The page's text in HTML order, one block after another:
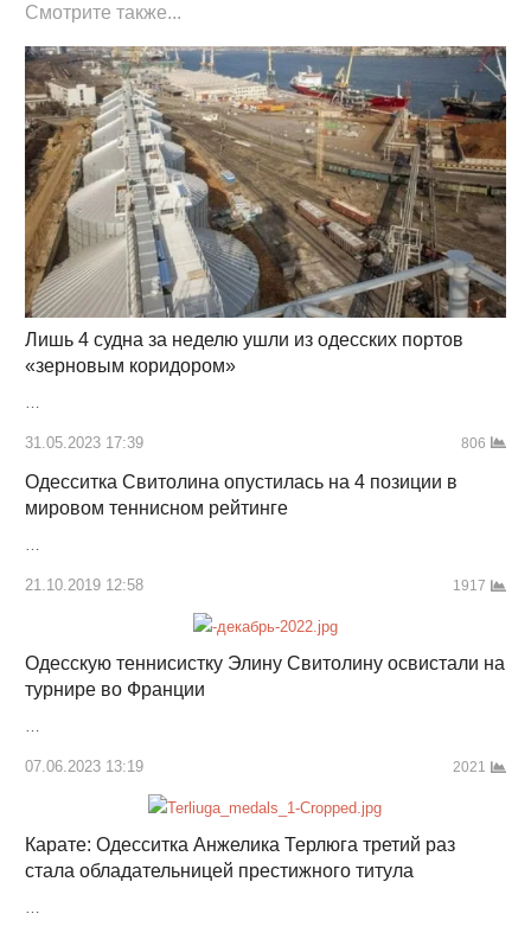
Смотрите также...
Лишь 4 судна за неделю ушли из одесских портов
«зерновым коридором»
31.05.2023 17:39 806
Одесситка Свитолина опустилась на 4 позиции в
мировом теннисном рейтинге
…
21.10.2019 12:58 1917
Одесскую теннисистку Элину Свитолину освистали на
турнире во Франции
…
07.06.2023 13:19 2021
Карате: Одесситка Анжелика Терлюга третий раз
стала обладательницей престижного титула